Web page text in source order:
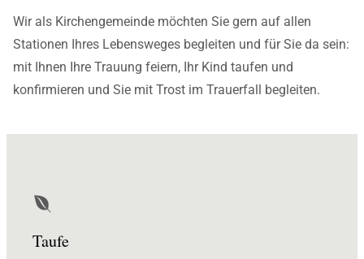
Wir als Kirchengemeinde möchten Sie gern auf allen
Stationen Ihres Lebensweges begleiten und für Sie da sein:
mit Ihnen Ihre Trauung feiern, Ihr Kind taufen und
konfirmieren und Sie mit Trost im Trauerfall begleiten.
Taufe